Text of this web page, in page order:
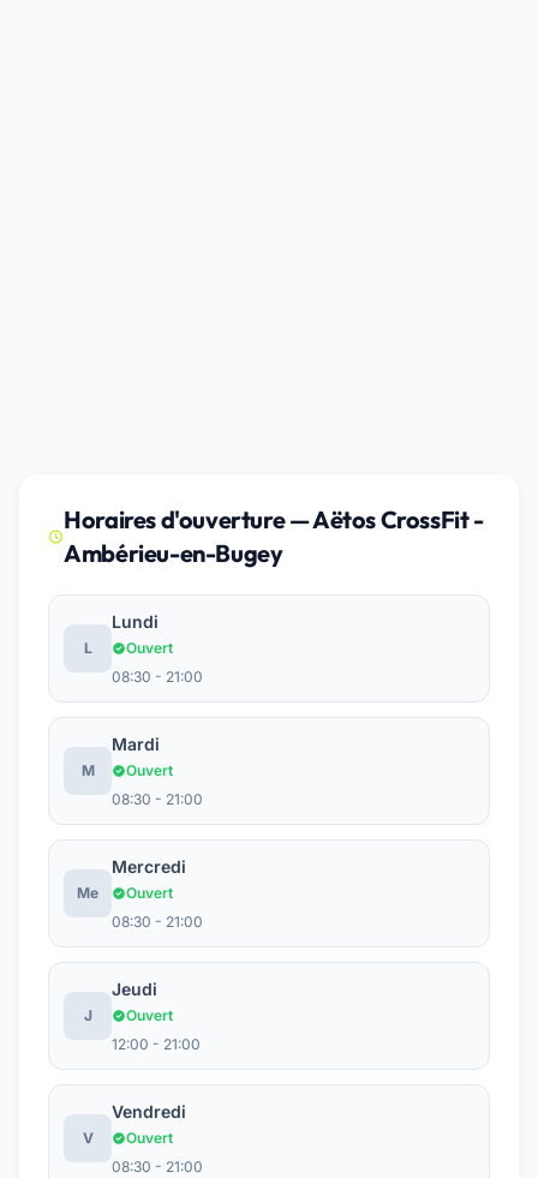
Horaires d'ouverture — Aëtos CrossFit -
Ambérieu-en-Bugey
L
Lundi
Ouvert
08:30 - 21:00
M
Mardi
Ouvert
08:30 - 21:00
Me
Mercredi
Ouvert
08:30 - 21:00
J
Jeudi
Ouvert
12:00 - 21:00
V
Vendredi
Ouvert
08:30 - 21:00